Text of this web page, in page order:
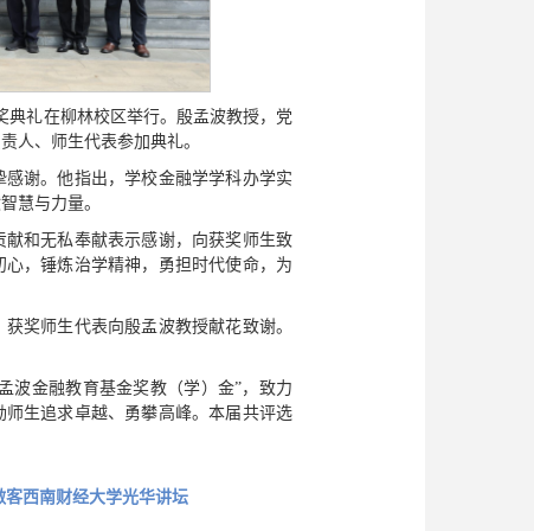
典礼在柳林校区举行。殷孟波教授，党
人、师生代表参加典礼。
谢。他指出，学校金融学学科办学实
慧与力量。
和无私奉献表示感谢，向获奖师生致
，锤炼治学精神，勇担时代使命，为
奖师生代表向殷孟波教授献花致谢。
波金融教育基金奖教（学）金”，致力
生追求卓越、勇攀高峰。本届共评选
西南财经大学光华讲坛